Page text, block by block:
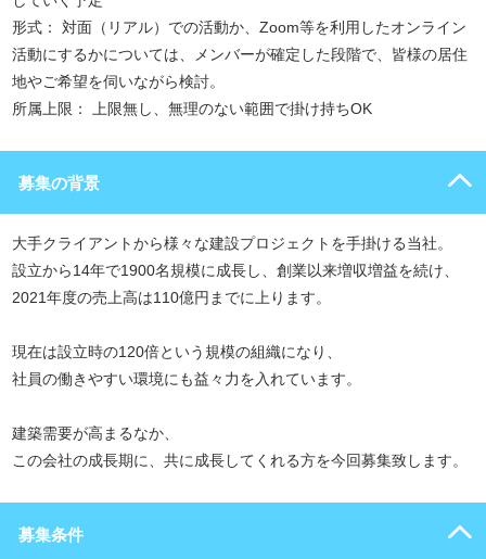
形式： 対面（リアル）での活動か、Zoom等を利用したオンライン
活動にするかについては、メンバーが確定した段階で、皆様の居住
地やご希望を伺いながら検討。
所属上限： 上限無し、無理のない範囲で掛け持ちOK
募集の背景
大手クライアントから様々な建設プロジェクトを手掛ける当社。
設立から14年で1900名規模に成長し、創業以来増収増益を続け、
2021年度の売上高は110億円までに上ります。
現在は設立時の120倍という規模の組織になり、
社員の働きやすい環境にも益々力を入れています。
建築需要が高まるなか、
この会社の成長期に、共に成長してくれる方を今回募集致します。
募集条件